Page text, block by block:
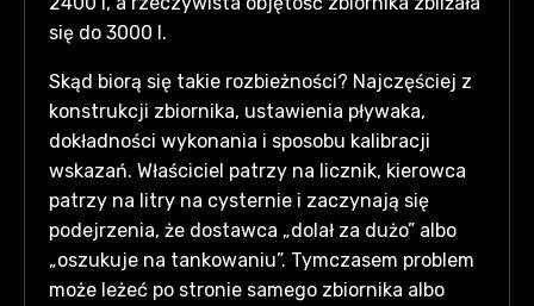
się do 3000 l.
Skąd biorą się takie rozbieżności? Najczęściej z
konstrukcji zbiornika, ustawienia pływaka,
dokładności wykonania i sposobu kalibracji
wskazań. Właściciel patrzy na licznik, kierowca
patrzy na litry na cysternie i zaczynają się
podejrzenia, że dostawca „dolał za dużo” albo
„oszukuje na tankowaniu”. Tymczasem problem
może leżeć po stronie samego zbiornika albo